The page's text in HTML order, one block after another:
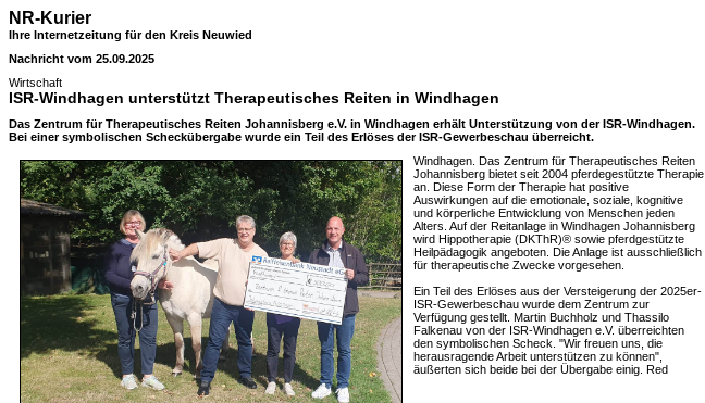
NR-Kurier
Ihre Internetzeitung für den Kreis Neuwied
Nachricht vom 25.09.2025
Wirtschaft
ISR-Windhagen unterstützt Therapeutisches Reiten in Windhagen
Das Zentrum für Therapeutisches Reiten Johannisberg e.V. in Windhagen erhält Unterstützung von der ISR-Windhagen.
Bei einer symbolischen Scheckübergabe wurde ein Teil des Erlöses der ISR-Gewerbeschau überreicht.
Windhagen. Das Zentrum für Therapeutisches Reiten
Johannisberg bietet seit 2004 pferdegestützte Therapie
an. Diese Form der Therapie hat positive
Auswirkungen auf die emotionale, soziale, kognitive
und körperliche Entwicklung von Menschen jeden
Alters. Auf der Reitanlage in Windhagen Johannisberg
wird Hippotherapie (DKThR)® sowie pferdgestützte
Heilpädagogik angeboten. Die Anlage ist ausschließlich
für therapeutische Zwecke vorgesehen.
Ein Teil des Erlöses aus der Versteigerung der 2025er-
ISR-Gewerbeschau wurde dem Zentrum zur
Verfügung gestellt. Martin Buchholz und Thassilo
Falkenau von der ISR-Windhagen e.V. überreichten
den symbolischen Scheck. "Wir freuen uns, die
herausragende Arbeit unterstützen zu können",
äußerten sich beide bei der Übergabe einig. Red